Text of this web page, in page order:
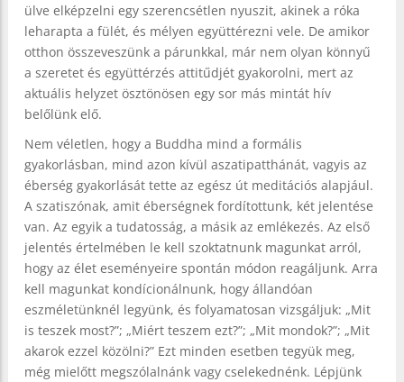
ülve elképzelni egy szerencsétlen nyuszit, akinek a róka
leharapta a fülét, és mélyen együttérezni vele. De amikor
otthon összeveszünk a párunkkal, már nem olyan könnyű
a szeretet és együttérzés attitűdjét gyakorolni, mert az
aktuális helyzet ösztönösen egy sor más mintát hív
belőlünk elő.
Nem véletlen, hogy a Buddha mind a formális
gyakorlásban, mind azon kívül aszatipatthánát, vagyis az
éberség gyakorlását tette az egész út meditációs alapjául.
A szatiszónak, amit éberségnek fordítottunk, két jelentése
van. Az egyik a tudatosság, a másik az emlékezés. Az első
jelentés értelmében le kell szoktatnunk magunkat arról,
hogy az élet eseményeire spontán módon reagáljunk. Arra
kell magunkat kondícionálnunk, hogy állandóan
eszméletünknél legyünk, és folyamatosan vizsgáljuk: „Mit
is teszek most?”; „Miért teszem ezt?”; „Mit mondok?”; „Mit
akarok ezzel közölni?” Ezt minden esetben tegyük meg,
még mielőtt megszólalnánk vagy cselekednénk. Lépjünk